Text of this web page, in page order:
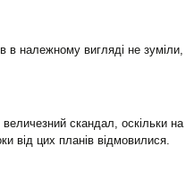
в належному вигляді не зуміли,
скандал, оскільки на
від цих планів відмовилися.